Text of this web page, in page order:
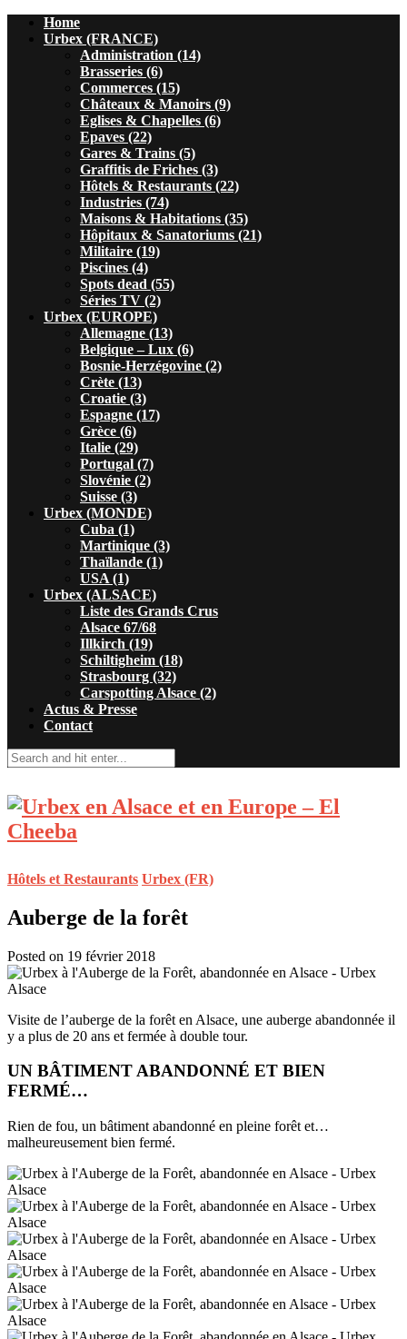
Home
Urbex (FRANCE)
Administration (14)
Brasseries (6)
Commerces (15)
Châteaux & Manoirs (9)
Eglises & Chapelles (6)
Epaves (22)
Gares & Trains (5)
Graffitis de Friches (3)
Hôtels & Restaurants (22)
Industries (74)
Maisons & Habitations (35)
Hôpitaux & Sanatoriums (21)
Militaire (19)
Piscines (4)
Spots dead (55)
Séries TV (2)
Urbex (EUROPE)
Allemagne (13)
Belgique – Lux (6)
Bosnie-Herzégovine (2)
Crète (13)
Croatie (3)
Espagne (17)
Grèce (6)
Italie (29)
Portugal (7)
Slovénie (2)
Suisse (3)
Urbex (MONDE)
Cuba (1)
Martinique (3)
Thaïlande (1)
USA (1)
Urbex (ALSACE)
Liste des Grands Crus
Alsace 67/68
Illkirch (19)
Schiltigheim (18)
Strasbourg (32)
Carspotting Alsace (2)
Actus & Presse
Contact
Hôtels et Restaurants Urbex (FR)
Auberge de la forêt
Posted on 19 février 2018
Visite de l’auberge de la forêt en Alsace, une auberge abandonnée il
y a plus de 20 ans et fermée à double tour.
UN BÂTIMENT ABANDONNÉ ET BIEN
FERMÉ…
Rien de fou, un bâtiment abandonné en pleine forêt et…
malheureusement bien fermé.